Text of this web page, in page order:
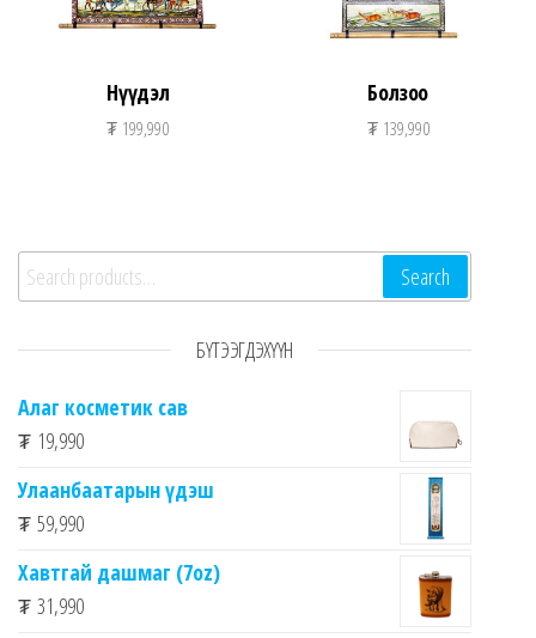
Нүүдэл
₮ 199,990
Болзоо
₮139,990
Search for: Search
БҮТЭЭГДЭХҮҮН
Алаг косметик сав
₮ 19,990
Улаанбаатарын үдэш
₮ 59,990
Хавтгай дашмаг (7oz)
₮ 31,990